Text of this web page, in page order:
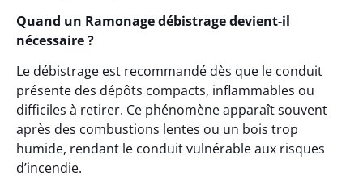
Quand un Ramonage débistrage devient-il
nécessaire ?
Le débistrage est recommandé dès que le conduit
présente des dépôts compacts, inflammables ou
difficiles à retirer. Ce phénomène apparaît souvent
après des combustions lentes ou un bois trop
humide, rendant le conduit vulnérable aux risques
d’incendie.